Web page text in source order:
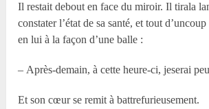
Il restait debout en face du miroir. Il tirala
constater l’état de sa santé, et tout
en lui à la façon d’une balle :
– Après-demain, à cette heure-ci, jeserai
Et son cœur se remit à battrefurieusement.